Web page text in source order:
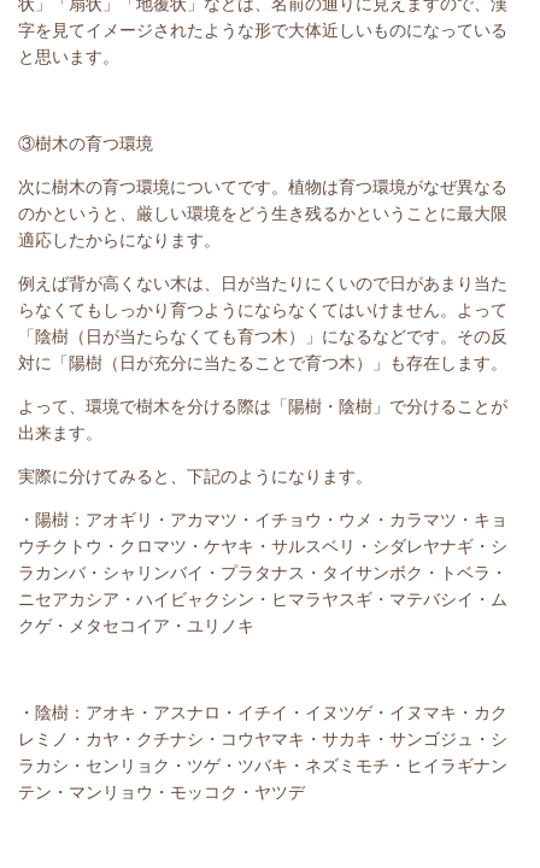
字を見てイメージされたような形で大体近しいものになっている
と思います。
③樹木の育つ環境
次に樹木の育つ環境についてです。植物は育つ環境がなぜ異なる
のかというと、厳しい環境をどう生き残るかということに最大限
適応したからになります。
例えば背が高くない木は、日が当たりにくいので日があまり当た
らなくてもしっかり育つようにならなくてはいけません。よって
「陰樹（日が当たらなくても育つ木）」になるなどです。その反
対に「陽樹（日が充分に当たることで育つ木）」も存在します。
よって、環境で樹木を分ける際は「陽樹・陰樹」で分けることが
出来ます。
実際に分けてみると、下記のようになります。
・陽樹：アオギリ・アカマツ・イチョウ・ウメ・カラマツ・キョ
ウチクトウ・クロマツ・ケヤキ・サルスベリ・シダレヤナギ・シ
ラカンバ・シャリンバイ・プラタナス・タイサンボク・トベラ・
ニセアカシア・ハイビャクシン・ヒマラヤスギ・マテバシイ・ム
クゲ・メタセコイア・ユリノキ
・陰樹：アオキ・アスナロ・イチイ・イヌツゲ・イヌマキ・カク
レミノ・カヤ・クチナシ・コウヤマキ・サカキ・サンゴジュ・シ
ラカシ・センリョク・ツゲ・ツバキ・ネズミモチ・ヒイラギナン
テン・マンリョウ・モッコク・ヤツデ